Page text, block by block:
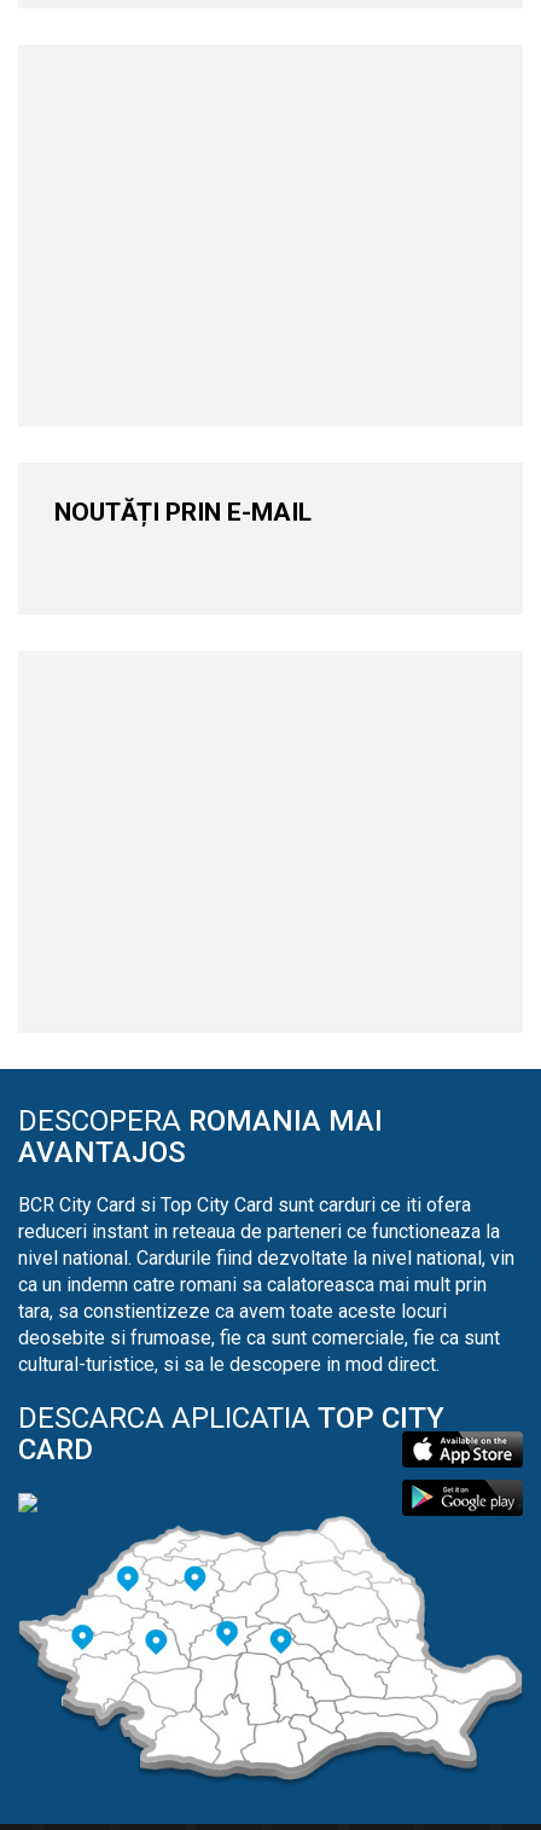
NOUTĂȚI PRIN E-MAIL
DESCOPERA ROMANIA MAI
AVANTAJOS
BCR City Card si Top City Card sunt carduri ce iti ofera
reduceri instant in reteaua de parteneri ce functioneaza la
nivel national. Cardurile fiind dezvoltate la nivel national, vin
ca un indemn catre romani sa calatoreasca mai mult prin
tara, sa constientizeze ca avem toate aceste locuri
deosebite si frumoase, fie ca sunt comerciale, fie ca sunt
cultural-turistice, si sa le descopere in mod direct.
DESCARCA APLICATIA TOP CITY
CARD